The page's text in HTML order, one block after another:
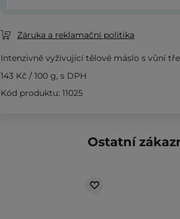
Záruka a reklamační politika
Intenzivně vyživující tělové máslo s vůní
143 Kč / 100 g, s DPH
Kód produktu: 11025
Ostatní